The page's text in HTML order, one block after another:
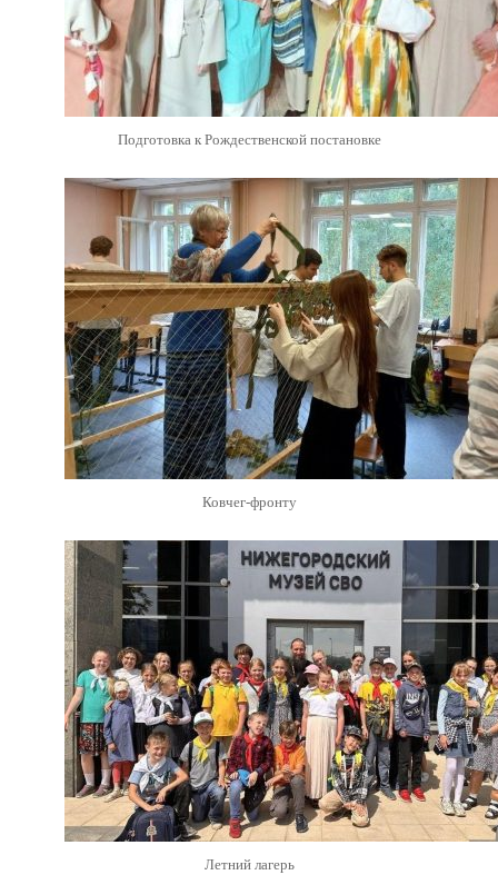
Подготовка к Рождественской постановке
Ковчег-фронту
Летний лагерь